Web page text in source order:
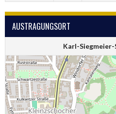
AUSTRAGUNGSORT
Karl-